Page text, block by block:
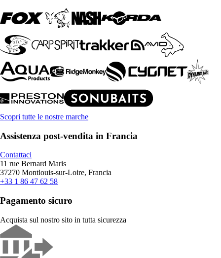
Scopri tutte le nostre marche
Assistenza post-vendita in Francia
Contattaci
11 rue Bernard Maris
37270 Montlouis-sur-Loire, Francia
+33 1 86 47 62 58
Pagamento sicuro
Acquista sul nostro sito in tutta sicurezza